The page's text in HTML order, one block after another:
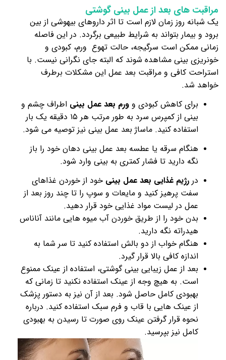
مراقبت های بعد از عمل بینی گوشتی
یک شبانه روز زمان لازم است تا اثر داروهای بیهوشی از بین
برود و بیمار بتواند به شرایط طبیعی برگردد. در این فاصله
زمانی ممکن است سرگیجه، حالت تهوع ورم، کبودی و
خونریزی بینی مشاهده شوند که البته جای نگرانی نیست. با
استراحت کافی و مراقبت بعد عمل این مشکلات برطرف
خواهد شد.
برای کاهش کبودی و ورم بعد عمل بینی اطراف چشم و
بینی از کمپرس سرد به طور مرتب هر ۱۵ دقیقه یک بار
استفاده کنید. ماساژ بعد عمل بینی نیز توصیه می شود.
هنگام سرقه یا عطسه بعد عمل بینی دهان خود را باز
نگه دارید تا فشار کمتری به بینی وارد شود.
در رژیم غذایی بعد عمل بینی خود از خوردن غذاهای
سفت پرهیز کنید و مایعات و سوپ را تا چند روز بعد از
عمل در لیست مواد غذایی خود قرار دهید.
بدن خود را از طریق خوردن آب میوه هایی مانند آناناس
هیدراته نگه دارید.
هنگام خواب از دو بالش استفاده کنید تا سر شما به
اندازه کافی بالا قرار گیرد.
بعد از عمل زیبایی بینی گوشتی، استفاده از عینک ممنوع
است. به هیچ وجه از عینک استفاده نکنید تا زمانی که
بهبودی کامل حاصل شود. بعد از آن نیز به دستور پزشک
از عینک هایی با قاب و فرم سبک استفاده کنید. درباره
نحوه قرار گرفتن عینک روی صورت تا رسیدن به بهبودی
کامل نیز بپرسید.